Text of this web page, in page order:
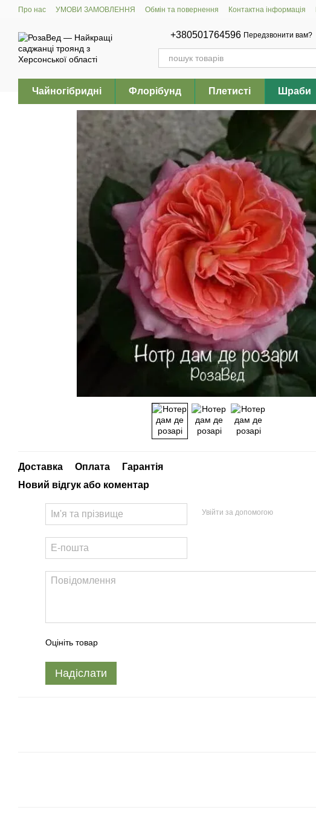
Перейти до основного контенту
Про нас УМОВИ ЗАМОВЛЕННЯ Обмін та повернення Контактна інформація
+380501764596 Передзвонити вам?
Чайногібридні Флорібунд Плетисті Шраби
Доставка Оплата
Гарантія
Новий відгук або коментар
Увійти за допомогою
Оцініть товар
Надіслати